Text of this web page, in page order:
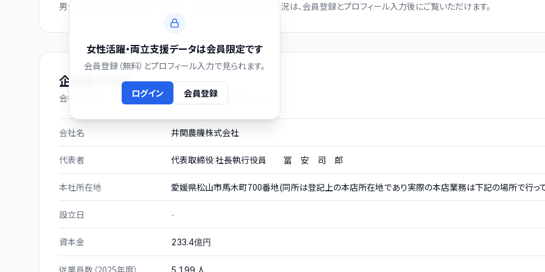
女性活躍・両立支援データは会員限定です
会員登録（無料）とプロフィール入力で見られます。
ログイン 会員登録
男女賃金差・育休取得率・くるみん／えるぼし等の認定取得状況は、会員登録とプロフィール入力後にご覧いただけます。
企業基本情報
会社プロフィール（有価証券報告書および gBizINFO より）
会社名 井関農機株式会社
代表者 代表取締役 社長執行役員 冨 安 司 郎
本社所在地 愛媛県松山市馬木町700番地(同所は登記上の本店所在地であり実際の本店業務は下記の場所で行って
設立日 -
資本金 233.4億円
従業員数（2025年度） 5,199 人